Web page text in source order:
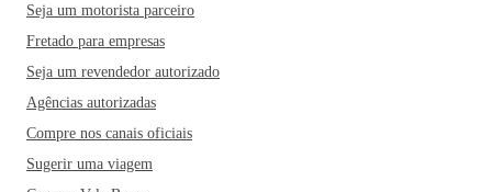
Seja um motorista parceiro
Fretado para empresas
Seja um revendedor autorizado
Agências autorizadas
Compre nos canais oficiais
Sugerir uma viagem